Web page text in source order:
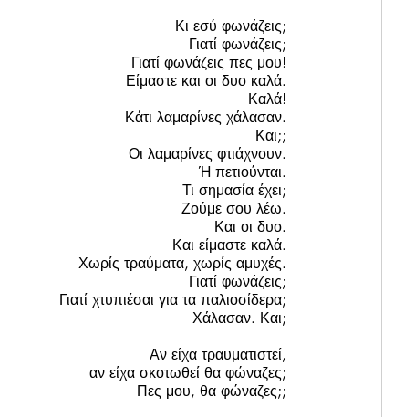
Κι εσύ φωνάζεις;
Γιατί φωνάζεις;
Γιατί φωνάζεις πες μου!
Είμαστε και οι δυο καλά.
Καλά!
Κάτι λαμαρίνες χάλασαν.
Και;;
Οι λαμαρίνες φτιάχνουν.
Ή πετιούνται.
Τι σημασία έχει;
Ζούμε σου λέω.
Και οι δυο.
Και είμαστε καλά.
Χωρίς τραύματα, χωρίς αμυχές.
Γιατί φωνάζεις;
Γιατί χτυπιέσαι για τα παλιοσίδερα;
Χάλασαν. Και;
Αν είχα τραυματιστεί,
αν είχα σκοτωθεί θα φώναζες;
Πες μου, θα φώναζες;;